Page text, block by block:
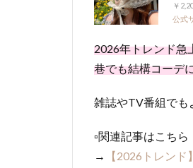
￥
公式
2026年トレンド急
巷でも結構コーデ
雑誌やTV番組でも
▫︎関連記事はこちら
→
【2026トレン